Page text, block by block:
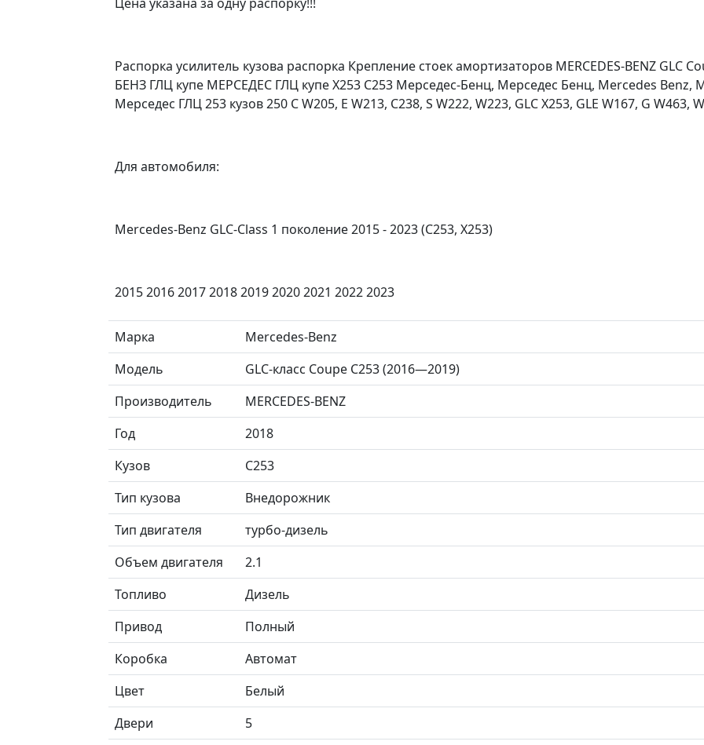
Распорка усилитель кузова распорка Крепление стоек амортизаторов MERCEDES-BENZ GLC
БЕНЗ ГЛЦ купе МЕРСЕДЕС ГЛЦ купе X253 C253 Мерседес-Бенц, Мерседес Бенц, Mercedes Benz,
Мерседес ГЛЦ 253 кузов 250 C W205, E W213, C238, S W222, W223, GLC X253, GLE W167, G W463,
Для автомобиля:
Mercedes-Benz GLC-Class 1 поколение 2015 - 2023 (C253, X253)
2015 2016 2017 2018 2019 2020 2021 2022 2023
Марка
Mercedes-Benz
Модель
GLC-класс Coupe C253 (2016—2019)
Производитель
MERCEDES-BENZ
Год
2018
Кузов
C253
Тип кузова
Внедорожник
Тип двигателя
турбо-дизель
Объем двигателя
2.1
Топливо
Дизель
Привод
Полный
Коробка
Автомат
Цвет
Белый
Двери
5